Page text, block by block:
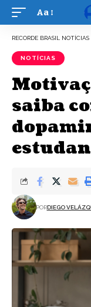
Font
Aa
RECORDE BRASIL NOTÍCIAS
NOTÍCIAS
saiba
PORDIEGO